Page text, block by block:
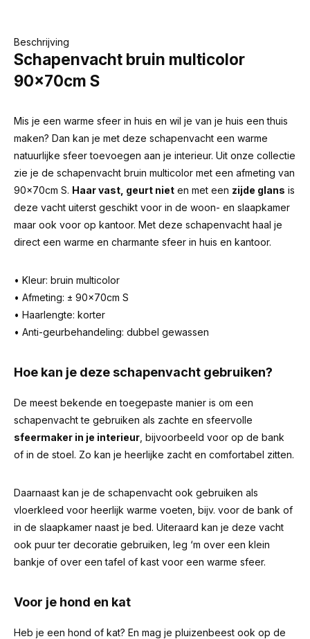
Beschrijving
Schapenvacht bruin multicolor
90x70cm S
Mis je een warme sfeer in huis en wil je van je huis een thuis
maken? Dan kan je met deze schapenvacht een warme
natuurlijke sfeer toevoegen aan je interieur. Uit onze collectie
zie je de schapenvacht bruin multicolor met een afmeting van
90x70cm S. Haar vast, geurt niet en met een zijde glans is
deze vacht uiterst geschikt voor in de woon- en slaapkamer
maar ook voor op kantoor. Met deze schapenvacht haal je
direct een warme en charmante sfeer in huis en kantoor.
• Kleur: bruin multicolor
• Afmeting: ± 90x70cm S
• Haarlengte: korter
• Anti-geurbehandeling: dubbel gewassen
Hoe kan je deze schapenvacht gebruiken?
De meest bekende en toegepaste manier is om een
schapenvacht te gebruiken als zachte en sfeervolle
sfeermaker in je interieur , bijvoorbeeld voor op de bank
of in de stoel. Zo kan je heerlijke zacht en comfortabel zitten.
Daarnaast kan je de schapenvacht ook gebruiken als
vloerkleed voor heerlijk warme voeten, bijv. voor de bank of
in de slaapkamer naast je bed. Uiteraard kan je deze vacht
ook puur ter decoratie gebruiken, leg ‘m over een klein
bankje of over een tafel of kast voor een warme sfeer.
Voor je hond en kat
Heb je een hond of kat? En mag je pluizenbeest ook op de